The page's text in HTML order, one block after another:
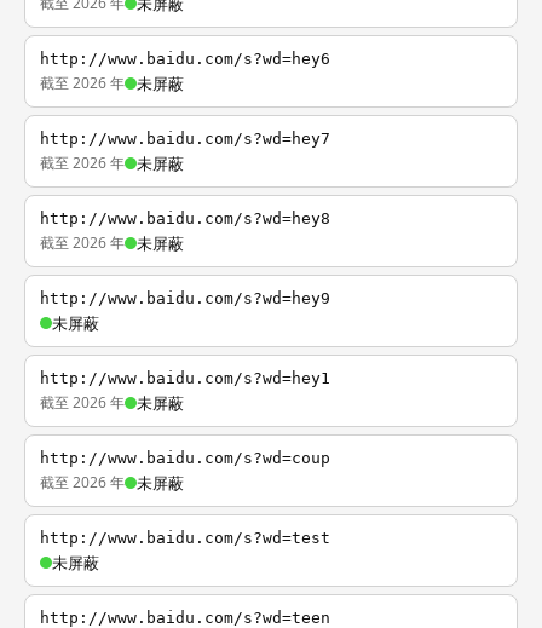
http://www.baidu.com/s?wd=hey6
截至 2026 年 未屏蔽
http://www.baidu.com/s?wd=hey7
截至 2026 年 未屏蔽
http://www.baidu.com/s?wd=hey8
截至 2026 年 未屏蔽
http://www.baidu.com/s?wd=hey9
未屏蔽
http://www.baidu.com/s?wd=hey1
截至 2026 年 未屏蔽
http://www.baidu.com/s?wd=coup
截至 2026 年 未屏蔽
http://www.baidu.com/s?wd=test
未屏蔽
http://www.baidu.com/s?wd=teen